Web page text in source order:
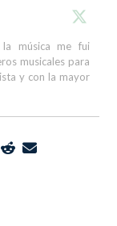
música me fui
musicales para
y con la mayor